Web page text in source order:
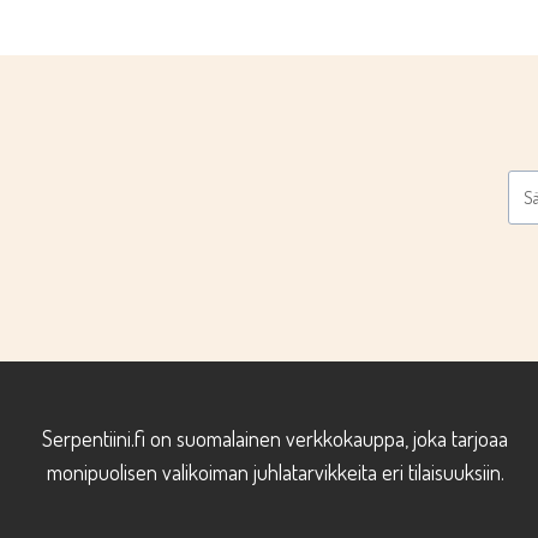
Serpentiini.fi on suomalainen verkkokauppa, joka tarjoaa
monipuolisen valikoiman juhlatarvikkeita eri tilaisuuksiin.